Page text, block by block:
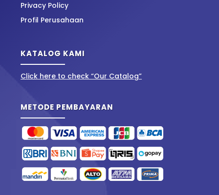
Privacy Policy
Profil Perusahaan
KATALOG KAMI
Click here to check “Our Catalog”
METODE PEMBAYARAN